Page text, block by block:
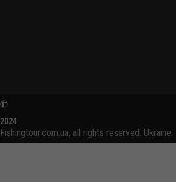
2024
Fishingtour.com.ua, all rights reserved. Ukraine.